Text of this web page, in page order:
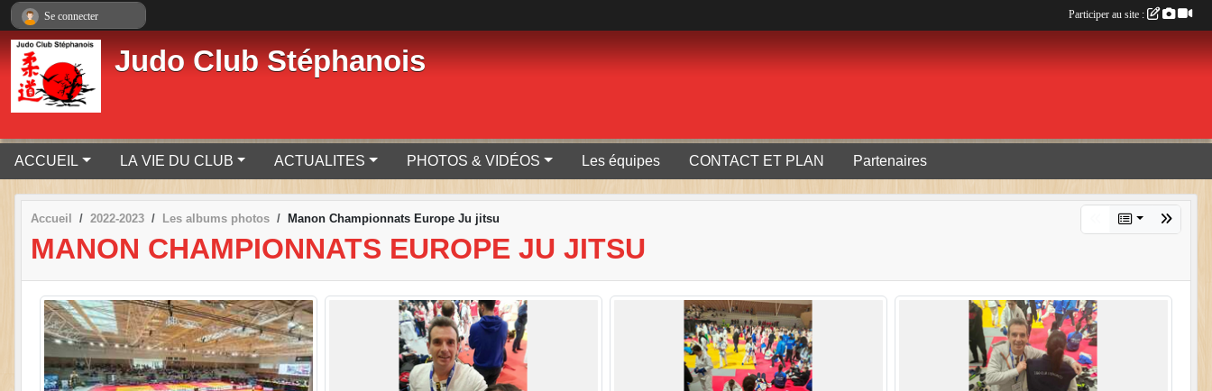
Judo Club Stéphanois
ACCUEIL LA VIE DU CLUB ACTUALITES PHOTOS & VIDÉOS Les équipes CONTACT ET PLAN Partenaires
Accueil 2022-2023 Les albums photos Manon Championnats Europe Ju jitsu
MANON CHAMPIONNATS EUROPE JU JITSU
Se connecter Participer au site :
Panneau de gestion des cookies